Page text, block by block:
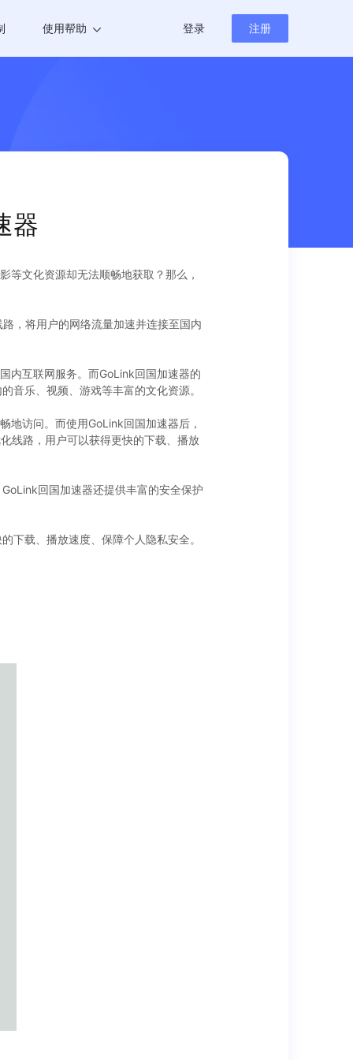
使用帮助 登录 注册
器
等文化资源却无法顺畅地获取？那么，
，将用户的网络流量加速并连接至国内
内互联网服务。而GoLink回国加速器的
音乐、视频、游戏等丰富的文化资源。
地访问。而使用GoLink回国加速器后，
线路，用户可以获得更快的下载、播放
回国加速器还提供丰富的安全保护
下载、播放速度、保障个人隐私安全。